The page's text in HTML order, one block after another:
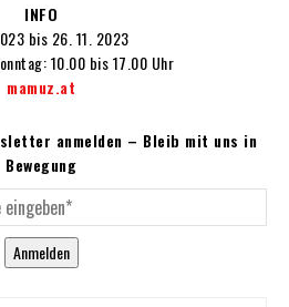
INFO
bis 26. 11. 2023
10.00 bis 17.00 Uhr
mamuz.at
anmelden – Bleib mit uns in
Bewegung
Anmelden